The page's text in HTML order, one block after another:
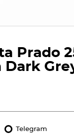
Prado
Dark
Telegram